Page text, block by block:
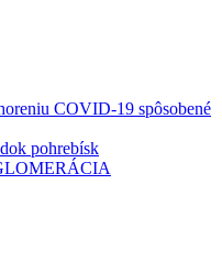
COVID-19 spôsobené
pohrebísk